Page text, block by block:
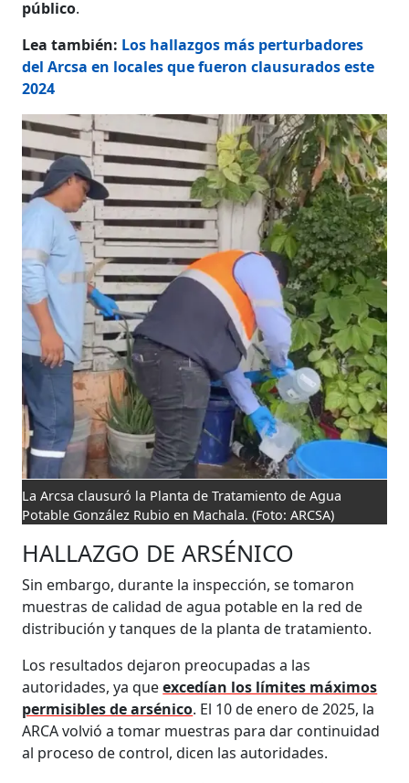
público.
Lea también: Los hallazgos más perturbadores
del Arcsa en locales que fueron clausurados este
2024
La Arcsa clausuró la Planta de Tratamiento de Agua
Potable González Rubio en Machala.(Foto: ARCSA)
HALLAZGO DE ARSÉNICO
Sin embargo, durante la inspección, se tomaron
muestras de calidad de agua potable en la red de
distribución y tanques de la planta de tratamiento.
Los resultados dejaron preocupadas a las
autoridades, ya queexcedían los límites máximos
permisibles de arsénico. El 10 de enero de 2025, la
ARCA volvió a tomar muestras para dar continuidad
al proceso de control, dicen las autoridades.